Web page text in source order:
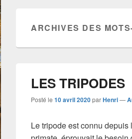
ARCHIVES DES
LES TRIPODES
Posté le 10 avril 2020parHenri—
Le tripode est connu depuis